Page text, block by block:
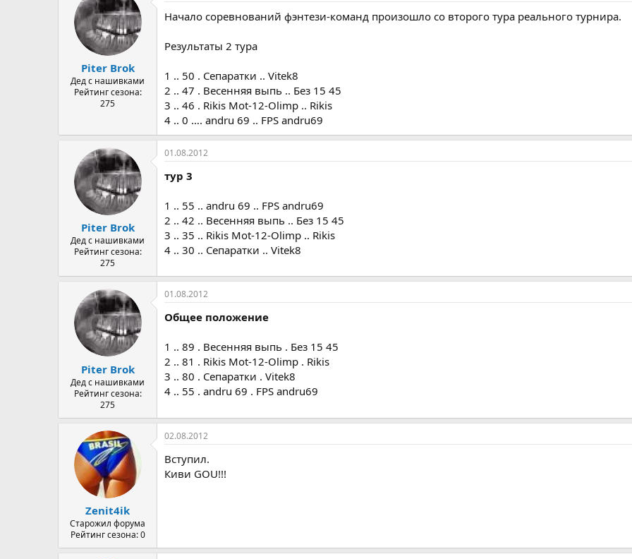
Piter Brok
Дед с нашивками
Рейтинг сезона:
275
Начало соревнований фэнтези-команд произошло со второго тура реального турнира.
Результаты 2 тура
1 .. 50 . Сепаратки .. Vitek8
2 .. 47 . Весенняя выпь .. Без 15 45
3 .. 46 . Rikis Mot-12-Olimp .. Rikis
4 .. 0 …. andru 69 .. FPS andru69
Piter Brok
Дед с нашивками
Рейтинг сезона:
275
01.08.2012
тур 3
1 .. 55 .. andru 69 .. FPS andru69
2 .. 42 .. Весенняя выпь .. Без 15 45
3 .. 35 .. Rikis Mot-12-Olimp .. Rikis
4 .. 30 .. Сепаратки .. Vitek8
Piter Brok
Дед с нашивками
Рейтинг сезона:
275
01.08.2012
Общее положение
1 .. 89 . Весенняя выпь . Без 15 45
2 .. 81 . Rikis Mot-12-Olimp . Rikis
3 .. 80 . Сепаратки . Vitek8
4 .. 55 . andru 69 . FPS andru69
Zenit4ik
Старожил форума
Рейтинг сезона: 0
02.08.2012
Вступил.
Киви GOU!!!